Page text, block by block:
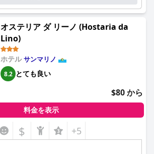
オステリア ダ リーノ (Hostaria da
Lino)
ホテルサンマリノ
8.2 とても良い
$80 から
料金を表示
$ +5